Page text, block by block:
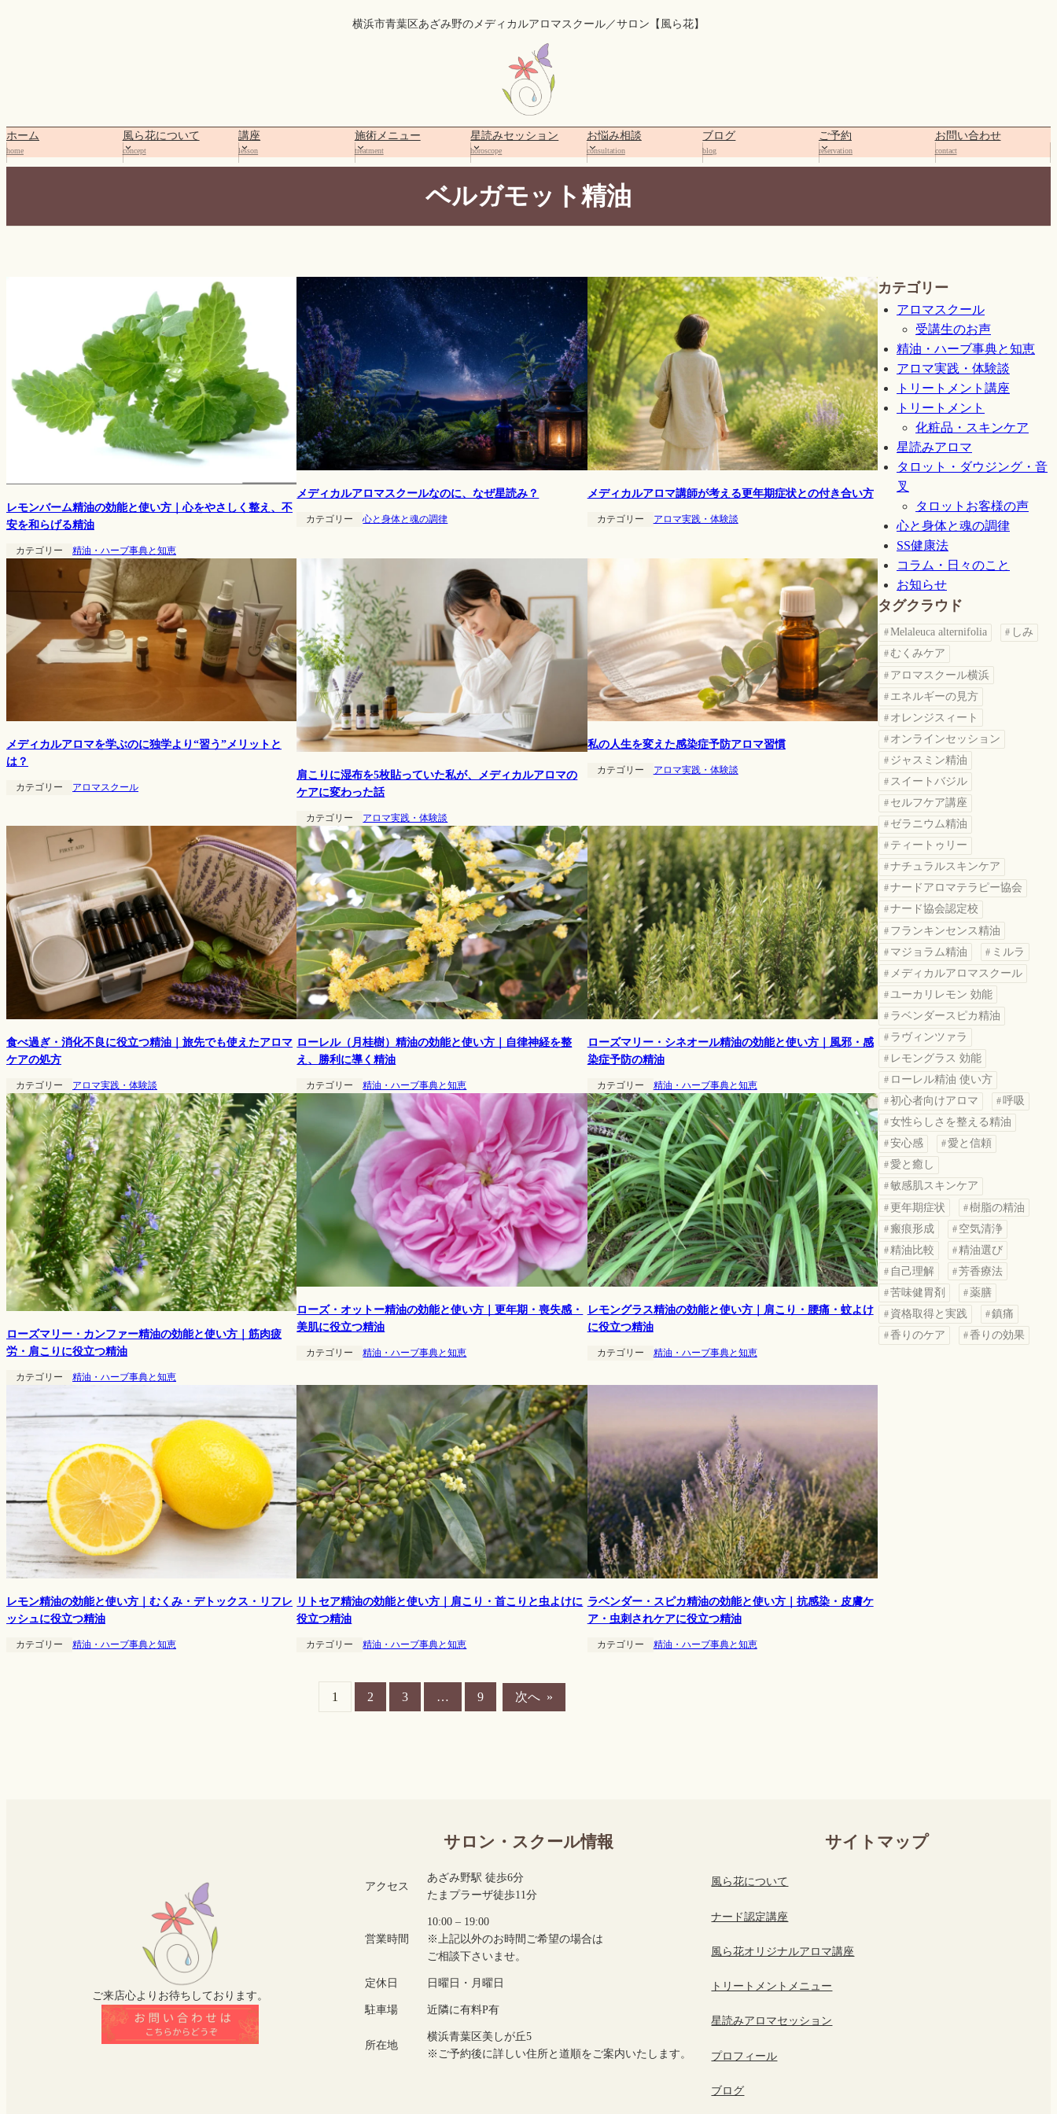
プ
横浜市青葉区あざみ野のメディカルアロマスクール／サロン【風ら花】
ホーム
home
風ら花について
concept
講座
lesson
施術メニュー
treatment
星読みセッション
horoscope
お悩み相談
consultation
ブログ
blog
ご予約
reservation
お問い合わせ
contact
ベルガモット精油
レモンバーム精油の効能と使い方｜心をやさしく整え、不
安を和らげる精油
カテゴリー 精油・ハーブ事典と知恵
メディカルアロマスクールなのに、なぜ星読み？
カテゴリー 心と身体と魂の調律
メディカルアロマ講師が考える更年期症状との付き合い方
カテゴリー アロマ実践・体験談
メディカルアロマを学ぶのに独学より“習う”メリットと
は？
カテゴリー アロマスクール
肩こりに湿布を5枚貼っていた私が、メディカルアロマの
ケアに変わった話
カテゴリー アロマ実践・体験談
私の人生を変えた感染症予防アロマ習慣
カテゴリー アロマ実践・体験談
食べ過ぎ・消化不良に役立つ精油｜旅先でも使えたアロマ
ケアの処方
カテゴリー アロマ実践・体験談
ローレル（月桂樹）精油の効能と使い方｜自律神経を整
え、勝利に導く精油
カテゴリー 精油・ハーブ事典と知恵
ローズマリー・シネオール精油の効能と使い方｜風邪・感
染症予防の精油
カテゴリー 精油・ハーブ事典と知恵
ローズマリー・カンファー精油の効能と使い方｜筋肉疲
労・肩こりに役立つ精油
カテゴリー 精油・ハーブ事典と知恵
ローズ・オットー精油の効能と使い方｜更年期・喪失感・
美肌に役立つ精油
カテゴリー 精油・ハーブ事典と知恵
レモングラス精油の効能と使い方｜肩こり・腰痛・蚊よけ
に役立つ精油
カテゴリー 精油・ハーブ事典と知恵
レモン精油の効能と使い方｜むくみ・デトックス・リフレ
ッシュに役立つ精油
カテゴリー 精油・ハーブ事典と知恵
リトセア精油の効能と使い方｜肩こり・首こりと虫よけに
役立つ精油
カテゴリー 精油・ハーブ事典と知恵
ラベンダー・スピカ精油の効能と使い方｜抗感染・皮膚ケ
ア・虫刺されケアに役立つ精油
カテゴリー 精油・ハーブ事典と知恵
1 2 3 … 9 次へ »
カテゴリー
アロマスクール
受講生のお声
精油・ハーブ事典と知恵
アロマ実践・体験談
トリートメント講座
トリートメント
化粧品・スキンケア
星読みアロマ
タロット・ダウジング・音
叉
タロットお客様の声
心と身体と魂の調律
SS健康法
コラム・日々のこと
お知らせ
タグクラウド
Melaleuca alternifolia
しみ
むくみケア
アロマスクール横浜
エネルギーの見方
オレンジスィート
オンラインセッション
ジャスミン精油
スイートバジル
セルフケア講座
ゼラニウム精油
ティートゥリー
ナチュラルスキンケア
ナードアロマテラピー協会
ナード協会認定校
フランキンセンス精油
マジョラム精油
ミルラ
メディカルアロマスクール
ユーカリレモン 効能
ラベンダースピカ精油
ラヴィンツァラ
レモングラス 効能
ローレル精油 使い方
初心者向けアロマ
呼吸
女性らしさを整える精油
安心感
愛と信頼
愛と癒し
敏感肌スキンケア
更年期症状
樹脂の精油
瘢痕形成
空気清浄
精油比較
精油選び
自己理解
芳香療法
苦味健胃剤
薬膳
資格取得と実践
鎮痛
香りのケア
香りの効果
ご来店心よりお待ちしております。
サロン・スクール情報
アクセス
あざみ野駅 徒歩6分
たまプラーザ徒歩11分
営業時間
10:00 – 19:00
※上記以外のお時間ご希望の場合は
ご相談下さいませ。
定休日 日曜日・月曜日
駐車場 近隣に有料P有
所在地
横浜青葉区美しが丘5
※ご予約後に詳しい住所と道順をご案内いたします。
サイトマップ
風ら花について
ナード認定講座
風ら花オリジナルアロマ講座
トリートメントメニュー
星読みアロマセッション
プロフィール
ブログ